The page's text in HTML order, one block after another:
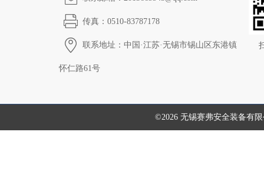
传真：0510-83787178
联系地址：中国·江苏·无锡市锡山区东港镇
怀仁路61号
©2026 无锡赛弗安全装备有